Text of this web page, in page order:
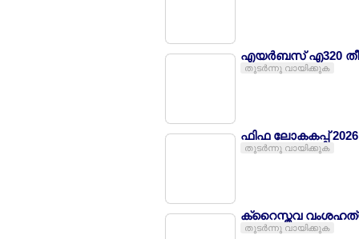
എയര്‍ബസ് എ320
തുടര്‍ന്നു വായിക്കുക
ഫിഫ ലോകകപ്പ്
തുടര്‍ന്നു വായിക്കുക
ക്റൈസ്തവ
തുടര്‍ന്നു വായിക്കുക